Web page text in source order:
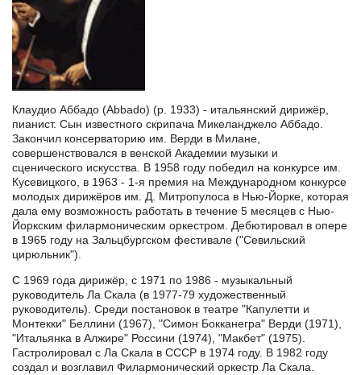
Клаудио Аббадо (Abbado) (р. 1933) - итальянский дирижёр,
пианист. Сын известного скрипача Микеланджело Аббадо.
Закончил консерваторию им. Верди в Милане,
совершенствовался в венской Академии музыки и
сценического искусства. В 1958 году победил на конкурсе им.
Кусевицкого, в 1963 - 1-я премия на Международном конкурсе
молодых дирижёров им. Д. Митропулоса в Нью-Йорке, которая
дала ему возможность работать в течение 5 месяцев с Нью-
Йоркским филармоническим оркестром. Дебютировал в опере
в 1965 году на Зальцбургском фестивале ("Севильский
цирюльник").
С 1969 года дирижёр, с 1971 по 1986 - музыкальный
руководитель Ла Скала (в 1977-79 художественный
руководитель). Среди постановок в театре "Капулетти и
Монтекки" Беллини (1967), "Симон Бокканегра" Верди (1971),
"Итальянка в Алжире" Россини (1974), "Макбет" (1975).
Гастролировал с Ла Скала в СССР в 1974 году. В 1982 году
создал и возглавил Филармонический оркестр Ла Скала.